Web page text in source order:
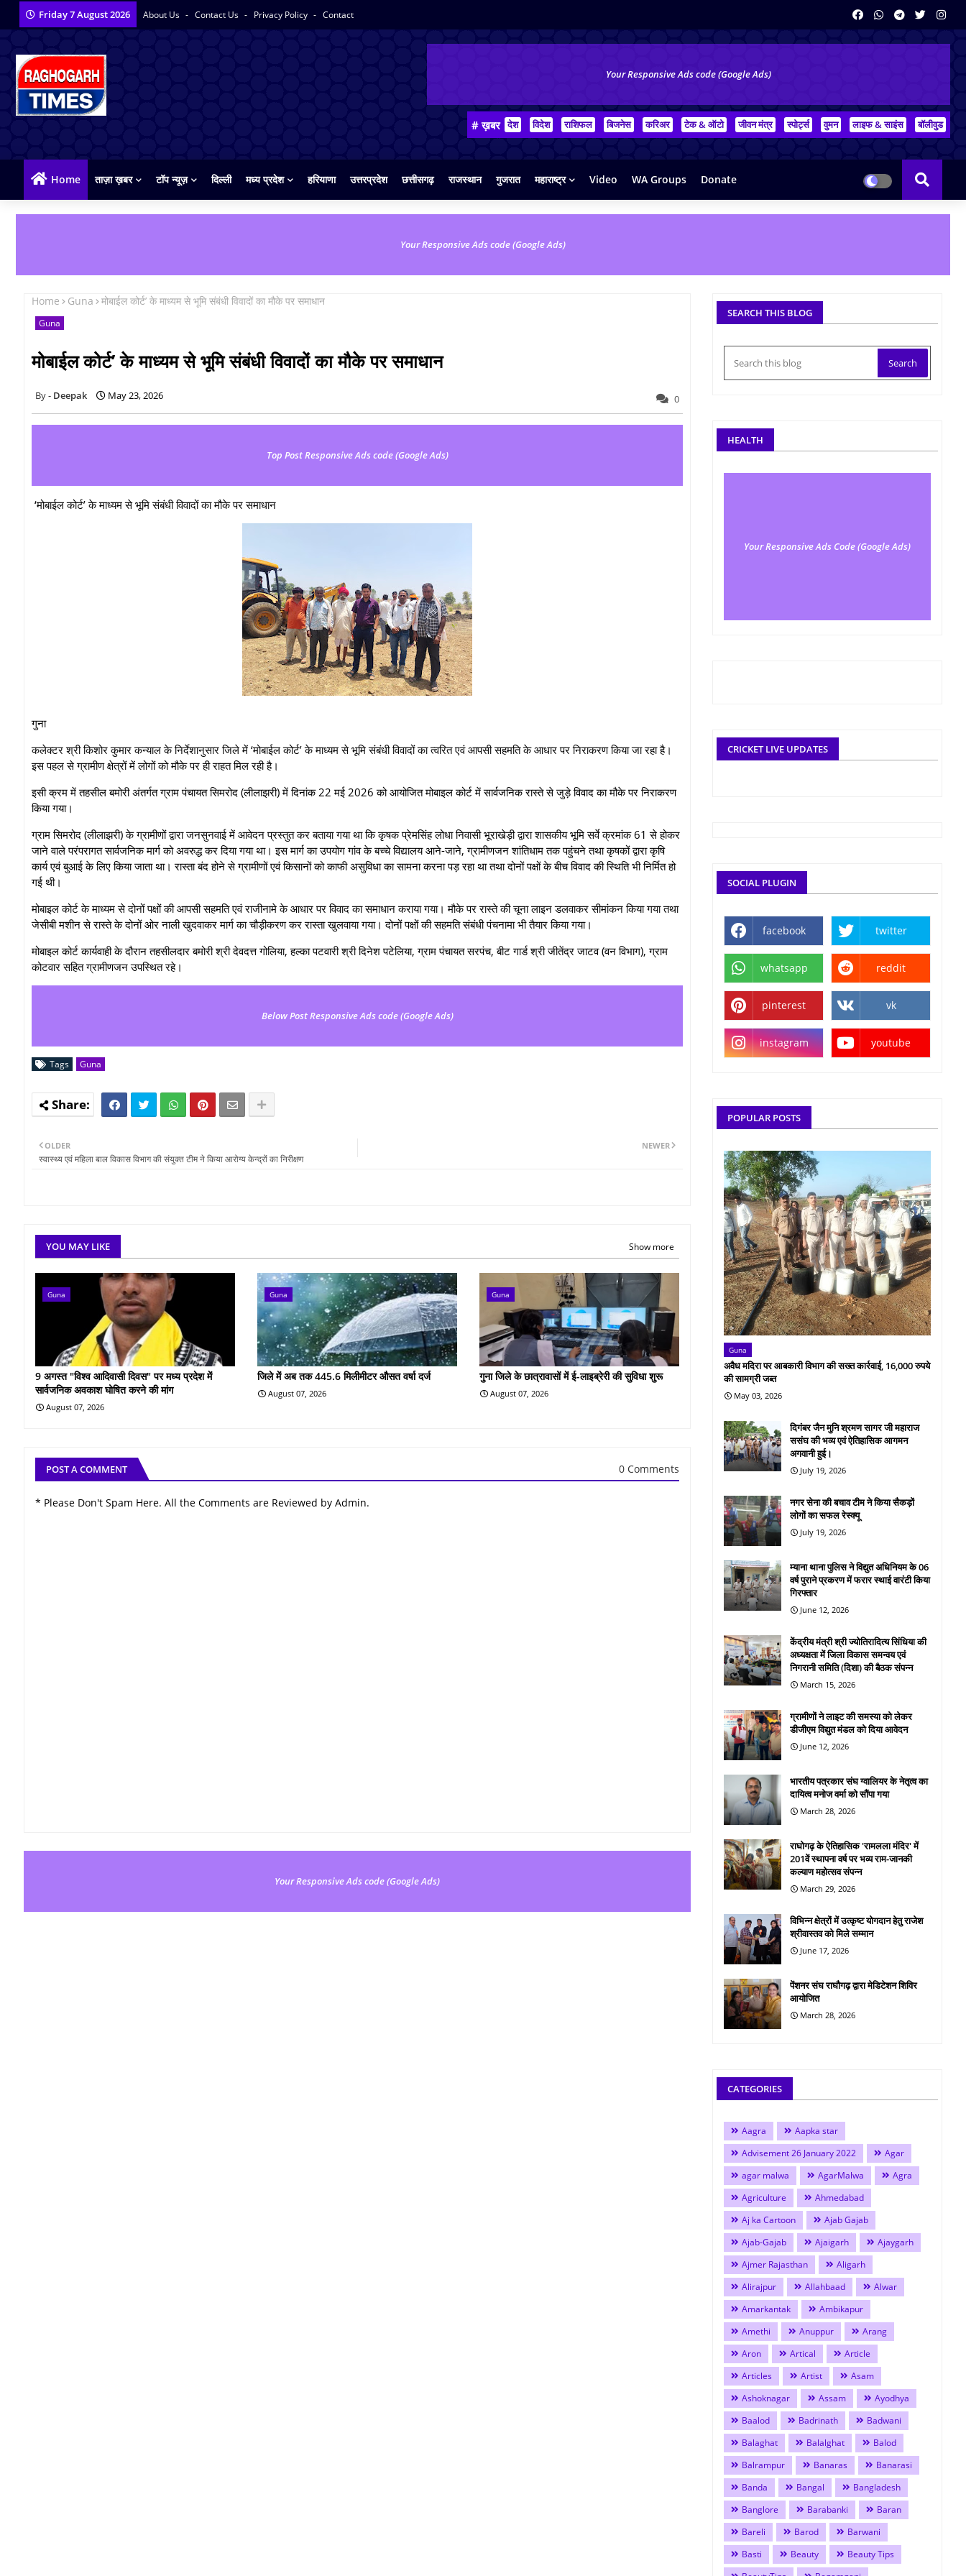
Friday 7 August 2026 About Us Contact Us Privacy Policy Contact
Your Responsive Ads code (Google Ads)
# ख़बर देश विदेश राशिफल बिजनेस करिअर टेक & ऑटो जीवन मंत्र स्पोर्ट्स वुमन लाइफ & साइंस बॉलीवुड
Home ताज़ा ख़बर टॉप न्यूज़ दिल्ली मध्य प्रदेश हरियाणा उत्तरप्रदेश छत्तीसगढ़ राजस्थान गुजरात महाराष्ट्र Video WA Groups Donate
Your Responsive Ads code (Google Ads)
Home Guna मोबाईल कोर्ट’ के माध्यम से भूमि संबंधी विवादों का मौके पर समाधान
Guna
मोबाईल कोर्ट’ के माध्यम से भूमि संबंधी विवादों का मौके पर समाधान
Deepak May 23, 2026 0
Top Post Responsive Ads code (Google Ads)
‘मोबाईल कोर्ट’ के माध्यम से भूमि संबंधी विवादों का मौके पर समाधान
गुना
कलेक्टर श्री किशोर कुमार कन्याल के निर्देशानुसार जिले में ‘मोबाईल कोर्ट’ के माध्यम से भूमि संबंधी विवादों का त्वरित एवं आपसी सहमति के आधार पर निराकरण किया जा रहा है।
इस पहल से ग्रामीण क्षेत्रों में लोगों को मौके पर ही राहत मिल रही है।
इसी क्रम में तहसील बमोरी अंतर्गत ग्राम पंचायत सिमरोद (लीलाझरी) में दिनांक 22 मई 2026 को आयोजित मोबाइल कोर्ट में सार्वजनिक रास्ते से जुड़े विवाद का मौके पर निराकरण
किया गया।
ग्राम सिमरोद (लीलाझरी) के ग्रामीणों द्वारा जनसुनवाई में आवेदन प्रस्तुत कर बताया गया था कि कृषक प्रेमसिंह लोधा निवासी भूराखेड़ी द्वारा शासकीय भूमि सर्वे क्रमांक 61 से होकर
जाने वाले परंपरागत सार्वजनिक मार्ग को अवरुद्ध कर दिया गया था। इस मार्ग का उपयोग गांव के बच्चे विद्यालय आने-जाने, ग्रामीणजन शांतिधाम तक पहुंचने तथा कृषकों द्वारा कृषि
कार्य एवं बुआई के लिए किया जाता था। रास्ता बंद होने से ग्रामीणों एवं किसानों को काफी असुविधा का सामना करना पड़ रहा था तथा दोनों पक्षों के बीच विवाद की स्थिति भी निर्मित हो
गई थी।
मोबाइल कोर्ट के माध्यम से दोनों पक्षों की आपसी सहमति एवं राजीनामे के आधार पर विवाद का समाधान कराया गया। मौके पर रास्ते की चूना लाइन डलवाकर सीमांकन किया गया तथा
जेसीबी मशीन से रास्ते के दोनों ओर नाली खुदवाकर मार्ग का चौड़ीकरण कर रास्ता खुलवाया गया। दोनों पक्षों की सहमति संबंधी पंचनामा भी तैयार किया गया।
मोबाइल कोर्ट कार्यवाही के दौरान तहसीलदार बमोरी श्री देवदत्त गोलिया, हल्का पटवारी श्री दिनेश पटेलिया, ग्राम पंचायत सरपंच, बीट गार्ड श्री जीतेंद्र जाटव (वन विभाग), ग्राम
कोटवार सहित ग्रामीणजन उपस्थित रहे।
Below Post Responsive Ads code (Google Ads)
Tags Guna
NEWER
OLDER
स्वास्थ्य एवं महिला बाल विकास विभाग की संयुक्त टीम ने किया आरोग्‍य केन्द्रों का निरीक्षण
YOU MAY LIKE Show more
Guna
9 अगस्त "विश्व आदिवासी दिवस" पर मध्य प्रदेश में
सार्वजनिक अवकाश घोषित करने की मांग
August 07, 2026
Guna
जिले में अब तक 445.6 मिलीमीटर औसत वर्षा दर्ज
August 07, 2026
Guna
गुना जिले के छात्रावासों में ई-लाइब्रेरी की सुविधा शुरू
August 07, 2026
POST A COMMENT 0 Comments
* Please Don't Spam Here. All the Comments are Reviewed by Admin.
Your Responsive Ads code (Google Ads)
SEARCH THIS BLOG
HEALTH
Your Responsive Ads Code (Google Ads)
CRICKET LIVE UPDATES
SOCIAL PLUGIN
facebook twitter
whatsapp reddit
pinterest vk
instagram youtube
POPULAR POSTS
Guna
अवैध मदिरा पर आबकारी विभाग की सख्त कार्रवाई, 16,000 रुपये
की सामग्री जब्त
May 03, 2026
दिगंबर जैन मुनि श्रमण सागर जी महाराज
ससंघ की भव्य एवं ऐतिहासिक आगमन
अगवानी हुई।
July 19, 2026
नगर सेना की बचाव टीम ने किया सैकड़ों
लोगों का सफल रेस्क्यू
July 19, 2026
म्याना थाना पुलिस ने विद्युत अधिनियम के 06
वर्ष पुराने प्रकरण में फरार स्थाई वारंटी किया
गिरफ्तार
June 12, 2026
केंद्रीय मंत्री श्री ज्योतिरादित्य सिंधिया की
अध्यक्षता में जिला विकास समन्वय एवं
निगरानी समिति (दिशा) की बैठक संपन्न
March 15, 2026
ग्रामीणों ने लाइट की समस्या को लेकर
डीजीएम विद्युत मंडल को दिया आवेदन
June 12, 2026
भारतीय पत्रकार संघ ग्वालियर के नेतृत्व का
दायित्व मनोज वर्मा को सौंपा गया
March 28, 2026
राघोगढ़ के ऐतिहासिक 'रामलला मंदिर' में
201वें स्थापना वर्ष पर भव्य राम-जानकी
कल्याण महोत्सव संपन्न
March 29, 2026
विभिन्न क्षेत्रों में उत्कृष्ट योगदान हेतु राजेश
श्रीवास्तव को मिले सम्मान
June 17, 2026
पेंशनर संघ राघौगढ़ द्वारा मेडिटेशन शिविर
आयोजित
March 28, 2026
CATEGORIES
Aagra
Aapka star
Advisement 26 January 2022
Agar
agar malwa
AgarMalwa
Agra
Agriculture
Ahmedabad
Aj ka Cartoon
Ajab Gajab
Ajab-Gajab
Ajaigarh
Ajaygarh
Ajmer Rajasthan
Aligarh
Alirajpur
Allahbaad
Alwar
Amarkantak
Ambikapur
Amethi
Anuppur
Arang
Aron
Artical
Article
Articles
Artist
Asam
Ashoknagar
Assam
Ayodhya
Baalod
Badrinath
Badwani
Balaghat
Balalghat
Balod
Balrampur
Banaras
Banarasi
Banda
Bangal
Bangladesh
Banglore
Barabanki
Baran
Bareli
Barod
Barwani
Basti
Beauty
Beauty Tips